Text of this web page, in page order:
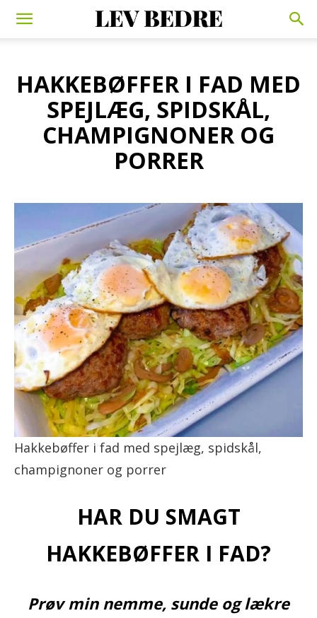
HAKKEBØFFER I FAD MED
SPEJLÆG, SPIDSKÅL,
CHAMPIGNONER OG
PORRER
Hakkebøffer i fad med spejlæg, spidskål,
champignoner og porrer
HAR DU SMAGT
HAKKEBØFFER I FAD?
Prøv min nemme, sunde og lækre